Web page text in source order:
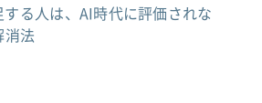
る人は、AI時代に評価されな
法